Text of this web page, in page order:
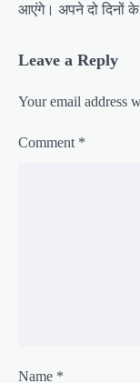
आएंगे। अपने दो दिनों
Leave a Reply
Your email address
Comment *
Name *